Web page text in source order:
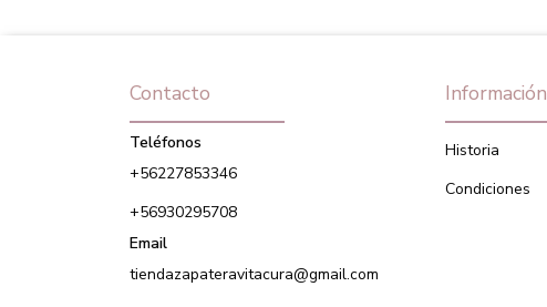
Contacto
Teléfonos
+56227853346
+56930295708
Email
tiendazapateravitacura@gmail.com
Información
Historia
Condiciones